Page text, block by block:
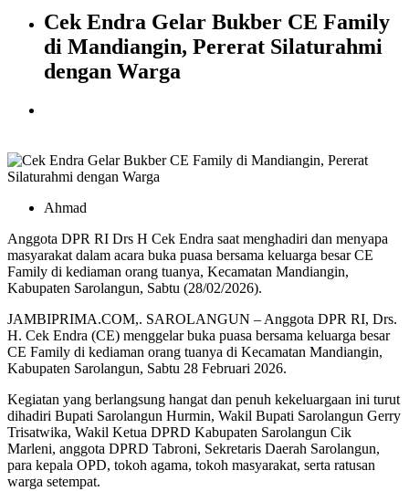
Cek Endra Gelar Bukber CE Family
di Mandiangin, Pererat Silaturahmi
dengan Warga
Ahmad
Anggota DPR RI Drs H Cek Endra saat menghadiri dan menyapa
masyarakat dalam acara buka puasa bersama keluarga besar CE
Family di kediaman orang tuanya, Kecamatan Mandiangin,
Kabupaten Sarolangun, Sabtu (28/02/2026).
JAMBIPRIMA.COM,. SAROLANGUN – Anggota DPR RI, Drs.
H. Cek Endra (CE) menggelar buka puasa bersama keluarga besar
CE Family di kediaman orang tuanya di Kecamatan Mandiangin,
Kabupaten Sarolangun, Sabtu 28 Februari 2026.
Kegiatan yang berlangsung hangat dan penuh kekeluargaan ini turut
dihadiri Bupati Sarolangun Hurmin, Wakil Bupati Sarolangun Gerry
Trisatwika, Wakil Ketua DPRD Kabupaten Sarolangun Cik
Marleni, anggota DPRD Tabroni, Sekretaris Daerah Sarolangun,
para kepala OPD, tokoh agama, tokoh masyarakat, serta ratusan
warga setempat.